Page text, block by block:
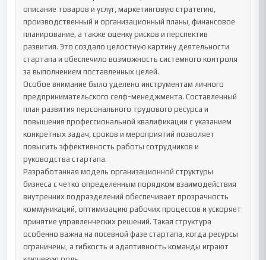
описание товаров и услуг, маркетинговую стратегию,
производственный и организационный планы, финансовое
планирование, а также оценку рисков и перспектив
развития. Это создало целостную картину деятельности
стартапа и обеспечило возможность системного контроля
за выполнением поставленных целей.
Особое внимание было уделено инструментам личного
предпринимательского селф-менеджмента. Составленный
план развития персонального трудового ресурса и
повышения профессиональной квалификации с указанием
конкретных задач, сроков и мероприятий позволяет
повысить эффективность работы сотрудников и
руководства стартапа.
Разработанная модель организационной структуры
бизнеса с четко определенным порядком взаимодействия
внутренних подразделений обеспечивает прозрачность
коммуникаций, оптимизацию рабочих процессов и ускоряет
принятие управленческих решений. Такая структура
особенно важна на посевной фазе стартапа, когда ресурсы
ограничены, а гибкость и адаптивность команды играют